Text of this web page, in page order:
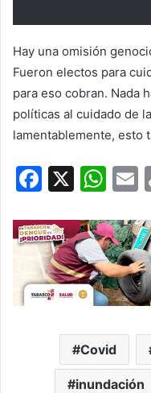
Hay una omisión
Fueron electos para
para eso cobran. Nada
políticas al cuidado de
lamentablemente, esto
F
c
e
b
o
X
W
at
s
A
p
p
l
Covid
inundación